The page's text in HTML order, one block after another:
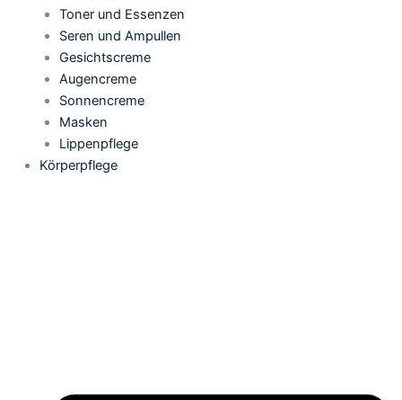
Toner und Essenzen
Seren und Ampullen
Gesichtscreme
Augencreme
Sonnencreme
Masken
Lippenpflege
Körperpflege